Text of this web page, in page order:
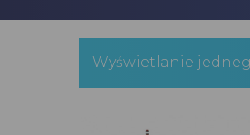
Wyświetlanie